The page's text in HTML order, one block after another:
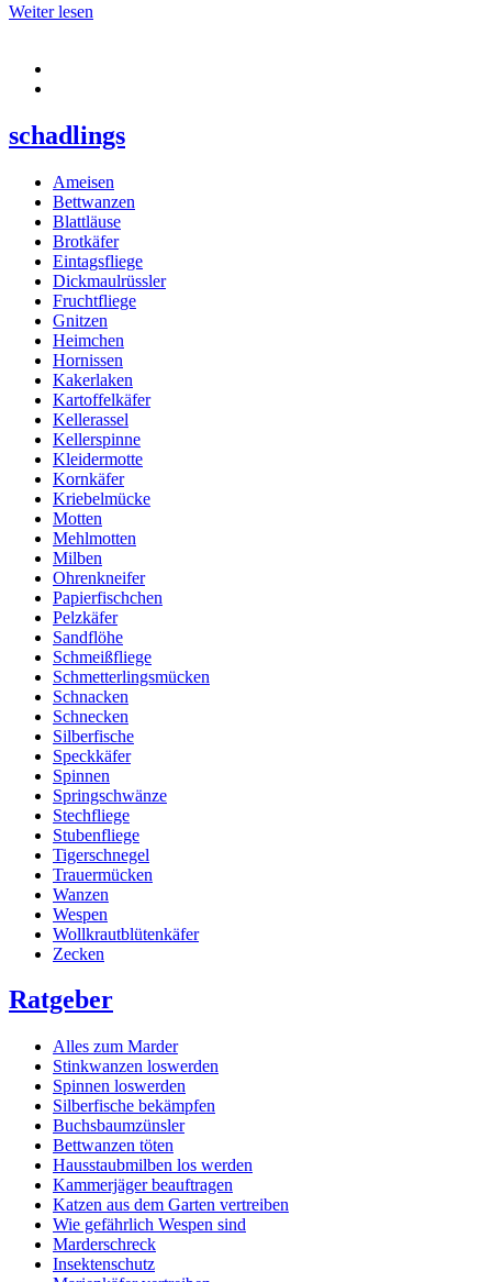
Weiter lesen
schadlings
Ameisen
Bettwanzen
Blattläuse
Brotkäfer
Eintagsfliege
Dickmaulrüssler
Fruchtfliege
Gnitzen
Heimchen
Hornissen
Kakerlaken
Kartoffelkäfer
Kellerassel
Kellerspinne
Kleidermotte
Kornkäfer
Kriebelmücke
Motten
Mehlmotten
Milben
Ohrenkneifer
Papierfischchen
Pelzkäfer
Sandflöhe
Schmeißfliege
Schmetterlingsmücken
Schnacken
Schnecken
Silberfische
Speckkäfer
Spinnen
Springschwänze
Stechfliege
Stubenfliege
Tigerschnegel
Trauermücken
Wanzen
Wespen
Wollkrautblütenkäfer
Zecken
Ratgeber
Alles zum Marder
Stinkwanzen loswerden
Spinnen loswerden
Silberfische bekämpfen
Buchsbaumzünsler
Bettwanzen töten
Hausstaubmilben los werden
Kammerjäger beauftragen
Katzen aus dem Garten vertreiben
Wie gefährlich Wespen sind
Marderschreck
Insektenschutz